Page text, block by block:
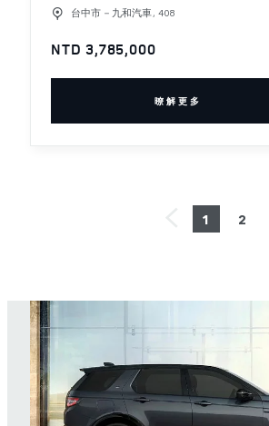
台中市－九和汽車, 408
NTD 3,785,000
暸解更多
1 2